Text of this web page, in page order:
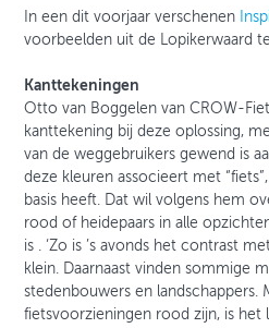
In een dit voorjaar verschenen
voorbeelden uit de Lopikerwaard
Kanttekeningen
Otto van Boggelen van CROW-
kanttekening bij deze oplossing,
van de weggebruikers gewend is
deze kleuren associeert met
basis heeft. Dat wil volgens hem
rood of heidepaars in alle
is . ‘Zo is ’s avonds het contrast
klein. Daarnaast vinden sommige
stedenbouwers en landschappers.
fietsvoorzieningen rood zijn, is het